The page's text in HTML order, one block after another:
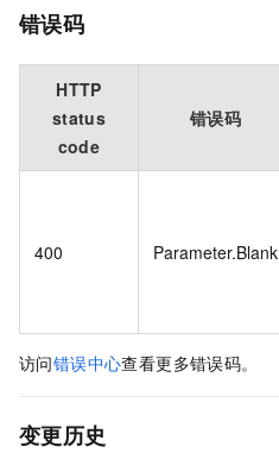
错误码
HTTP
status
code
错误码
400 Parameter.Blank
访问错误中心查看更多错误码。
变更历史